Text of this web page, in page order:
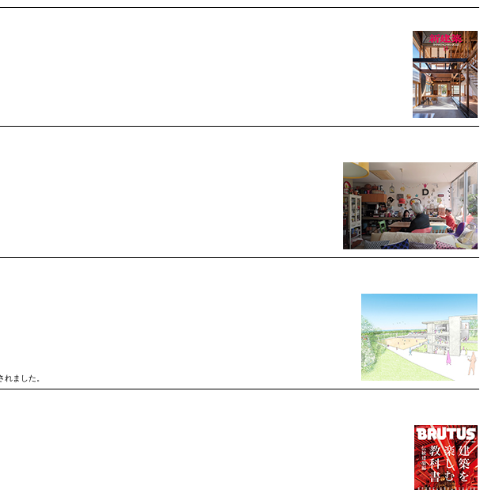
ました。